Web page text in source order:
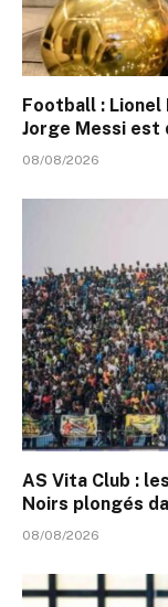
Football : Lionel
Jorge Messi est
08/08/2026
AS Vita Club :
Noirs plongés
08/08/2026